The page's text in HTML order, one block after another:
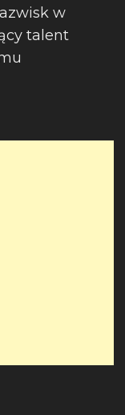
w
talent